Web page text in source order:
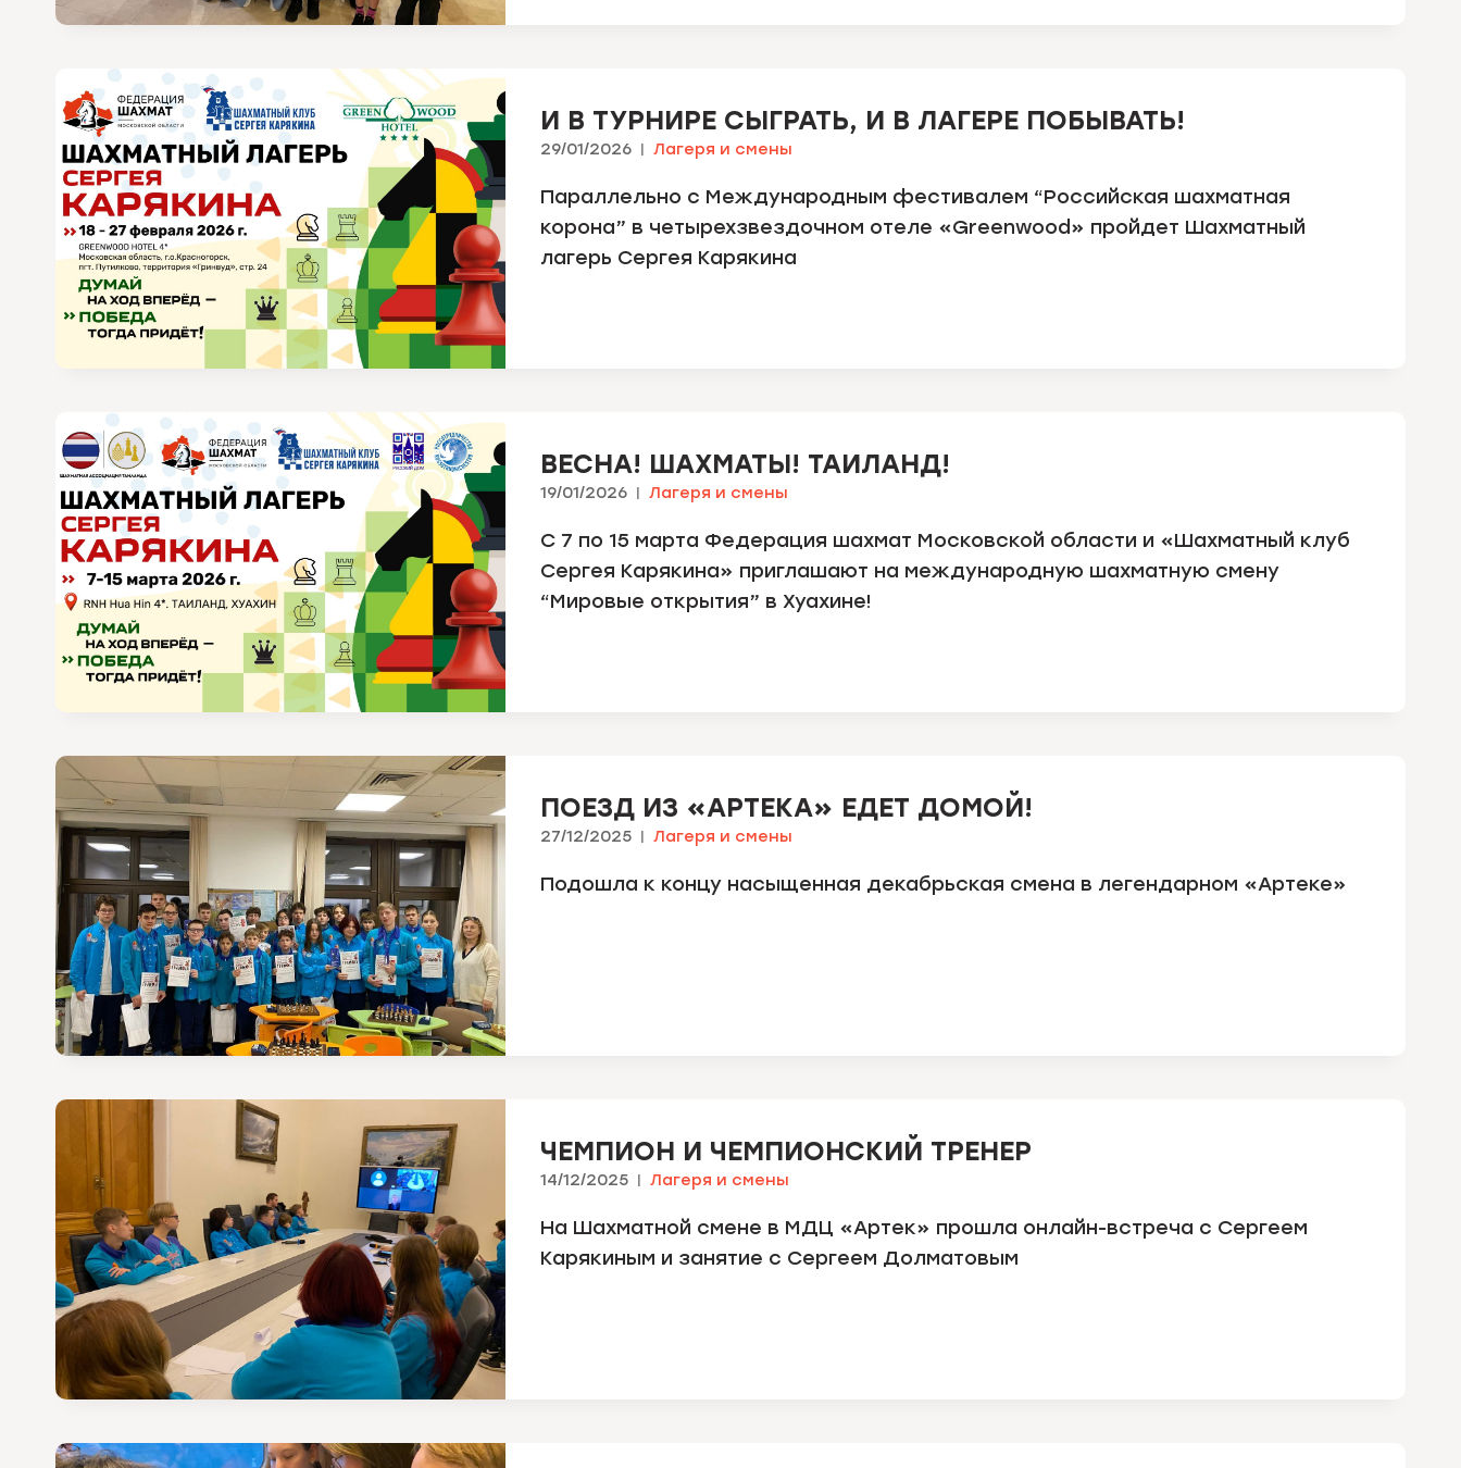
И В ТУРНИРЕ СЫГРАТЬ, И В ЛАГЕРЕ ПОБЫВАТЬ!
29/01/2026 Лагеря и смены
Параллельно с Международным фестивалем “Российская шахматная
корона” в четырехзвездочном отеле «Greenwood» пройдет Шахматный
лагерь Сергея Карякина
ВЕСНА! ШАХМАТЫ! ТАИЛАНД!
19/01/2026 Лагеря и смены
С 7 по 15 марта Федерация шахмат Московской области и «Шахматный клуб
Сергея Карякина» приглашают на международную шахматную смену
“Мировые открытия” в Хуахине!
ПОЕЗД ИЗ «АРТЕКА» ЕДЕТ ДОМОЙ!
27/12/2025 Лагеря и смены
Подошла к концу насыщенная декабрьская смена в легендарном «Артеке»
ЧЕМПИОН И ЧЕМПИОНСКИЙ ТРЕНЕР
14/12/2025 Лагеря и смены
На Шахматной смене в МДЦ «Артек» прошла онлайн-встреча с Сергеем
Карякиным и занятие с Сергеем Долматовым